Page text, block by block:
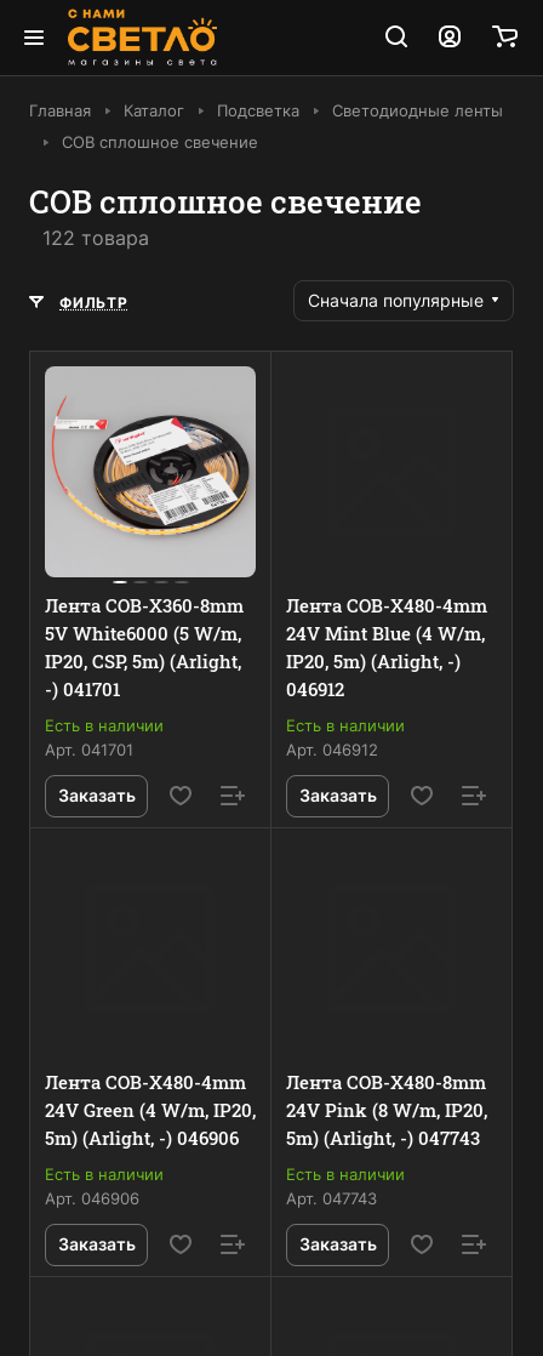
Главная Каталог Подсветка
Светодиодные ленты
COB сплошное свечение
COB сплошное свечение
122 товара
ФИЛЬТР Сначала популярные
Лента COB-X360-8mm
5V White6000 (5 W/m,
IP20, CSP, 5m) (Arlight,
-) 041701
Есть в наличии
Арт. 041701
Заказать
Лента COB-X480-4mm
24V Mint Blue (4 W/m,
IP20, 5m) (Arlight, -)
046912
Есть в наличии
Арт. 046912
Заказать
Лента COB-X480-4mm
24V Green (4 W/m, IP20,
5m) (Arlight, -) 046906
Есть в наличии
Арт. 046906
Заказать
Лента COB-X480-8mm
24V Pink (8 W/m, IP20,
5m) (Arlight, -) 047743
Есть в наличии
Арт. 047743
Заказать